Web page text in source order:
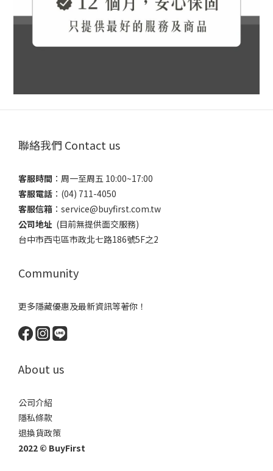
聯絡我們 Contact us
客服時間 ：​周一至周五 10:00~17:00
客服電話 ​：(04) 711-4050
客服信箱 ：​service@buyfirst.com.tw
公司地址 (目前無提供面交服務) ​
台中市西屯區市政北七路186號5F之2
Community
更多隱藏優惠及最新資訊等著你！
About us
公司介紹
隱私條款
退換貨政策
2022 © BuyFirst